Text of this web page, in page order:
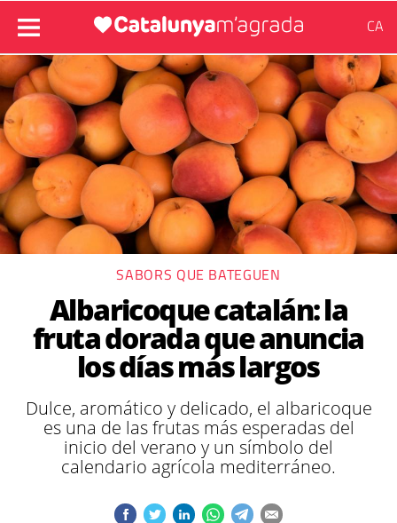
CA
SABORS QUE BATEGUEN
Albaricoque catalán: la
fruta dorada que anuncia
los días más largos
Dulce, aromático y delicado, el albaricoque
es una de las frutas más esperadas del
inicio del verano y un símbolo del
calendario agrícola mediterráneo.